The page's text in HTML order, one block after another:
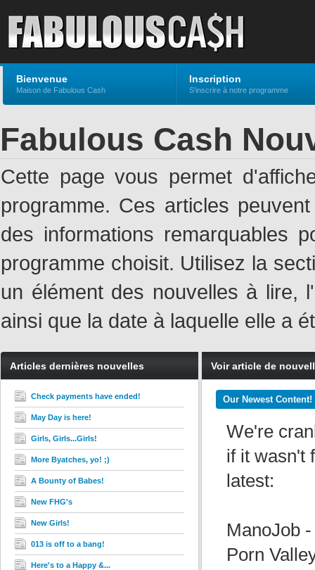
Bienvenue
Maison de Fabulous Cash
Inscription
S'inscrire à notre programme
Fabulous Cash
Cette page vous permet
programme. Ces articles
des informations remarquables
programme choisit. Utilisez la
un élément des nouvelles à lire,
ainsi que la date à laquelle elle a
Articles dernières nouvelles
Check payments have ended!
May Day is here!
Girls, Girls...Girls!
More Byatches, yo! ;)
A Bounty of Babes!
New FHG's
New Girls!
013 is off to a bang!
Here's to a Happy &...
Voir article de
Our Newest Content!
We're
if it wasn't
latest:
ManoJob
Porn